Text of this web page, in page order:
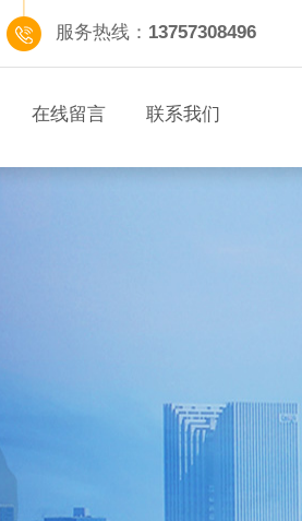
服务热线： 13757308496
在线留言 联系我们